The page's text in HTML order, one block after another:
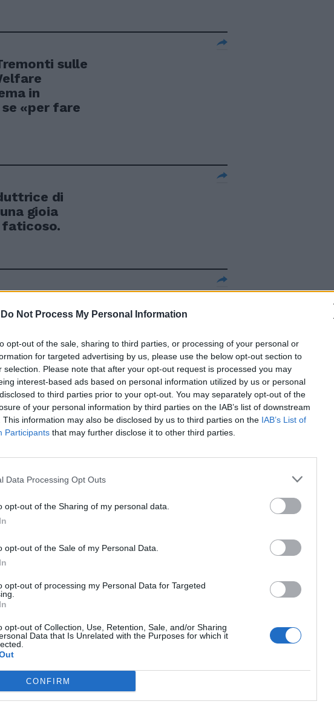
Do Not Process My Personal Information
opt-out of the sale, sharing to third parties, or processing of your personal or
for targeted advertising by us, please use the below opt-out section to
selection. Please note that after your opt-out request is processed you may
interest-based ads based on personal information utilized by us or personal
to third parties prior to your opt-out. You may separately opt-out of the
of your personal information by third parties on the IAB’s list of downstream
This information may also be disclosed by us to third parties on the IAB’s List of
Participants that may further disclose it to other third parties.
Data Processing Opt Outs
opt-out of the Sharing of my personal data.
opt-out of the Sale of my Personal Data.
opt-out of processing my Personal Data for Targeted
opt-out of Collection, Use, Retention, Sale, and/or Sharing
Data that Is Unrelated with the Purposes for which it
CONFIRM
sulle
in
«per fare
di
gioia
e
ai
difensore
«IL
Vittorini
contenuto,
INUTILE e
con la
grande di
...